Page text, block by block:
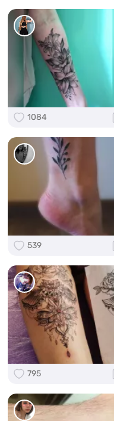
1084
539
795